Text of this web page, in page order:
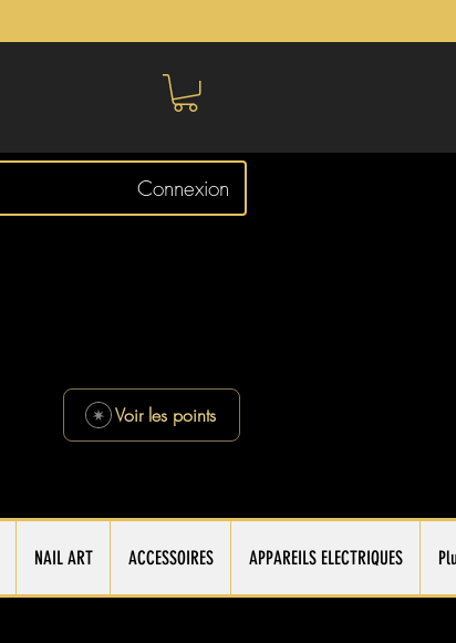
Connexion
Voir les points
NAIL ART ACCESSOIRES APPAREILS ELECTRIQUES